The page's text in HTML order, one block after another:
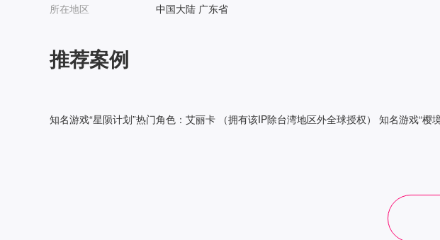
所在地区 中国大陆 广东省
推荐案例
知名游戏“星陨计划”热门角色：艾丽卡 （拥有该IP除台湾地区外全球授权） 知名游戏“樱